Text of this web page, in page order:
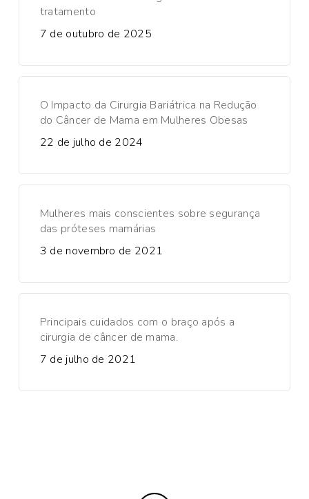
tratamento
7 de outubro de 2025
O Impacto da Cirurgia Bariátrica na Redução
do Câncer de Mama em Mulheres Obesas
22 de julho de 2024
Mulheres mais conscientes sobre segurança
das próteses mamárias
3 de novembro de 2021
Principais cuidados com o braço após a
cirurgia de câncer de mama.
7 de julho de 2021